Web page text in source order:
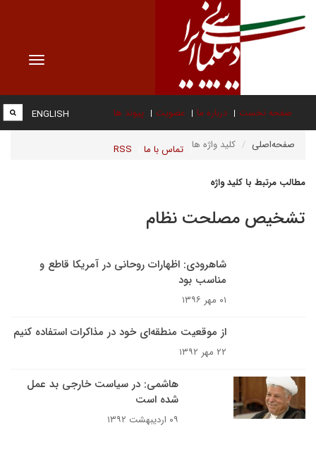
Toggle
صفحه نخست درباره ما عضویت پیوند ها
تماس با ما RSS
ENGLISH
صفحه‌اصلی کلید واژه ها
مطالب مرتبط با کلید واژه
تشخیص مصلحت نظام
شاهرودی: اظهارات روحانی در آمریکا قاطع و
مناسب بود
۰۱ مهر ۱۳۹۶
از موقعیت منطقه‌ای خود در مذاکرات استفاده ‌کنیم
۲۲ مهر ۱۳۹۲
هاشمی:‌ در سیاست خارجی بد عمل
شده است
۰۹ اردیبهشت ۱۳۹۲